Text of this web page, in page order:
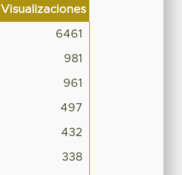
Visualizaciones
6461
981
961
497
432
338